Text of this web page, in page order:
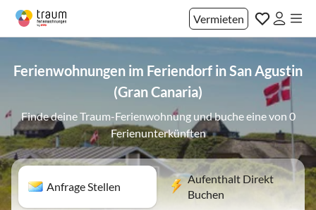
Vermieten
Ferienwohnungen im Feriendorf in San Agustin
(Gran Canaria)
Finde deine Traum-Ferienwohnung und buche eine von 0
Ferienunterkünften
Anfrage Stellen
Aufenthalt Direkt
Buchen